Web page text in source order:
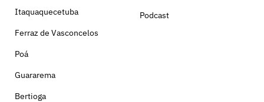
Itaquaquecetuba
Ferraz de Vasconcelos
Poá
Guararema
Bertioga
Podcast